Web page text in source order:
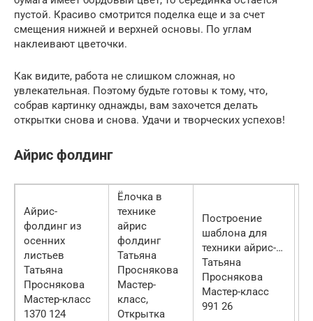
пустой. Красиво смотрится поделка еще и за счет
смещения нижней и верхней основы. По углам
наклеивают цветочки.
Как видите, работа не слишком сложная, но
увлекательная. Поэтому будьте готовы к тому, что,
собрав картинку однажды, вам захочется делать
открытки снова и снова. Удачи и творческих успехов!
Айрис фолдинг
Айрис-
фолдинг из
осенних
листьев
Татьяна
Проснякова
Мастер-класс
1370 124
Ёлочка в
технике
айрис
фолдинг
Татьяна
Проснякова
Мастер-
класс,
Открытка
Построение
шаблона для
техники айрис-…
Татьяна
Проснякова
Мастер-класс
991 26